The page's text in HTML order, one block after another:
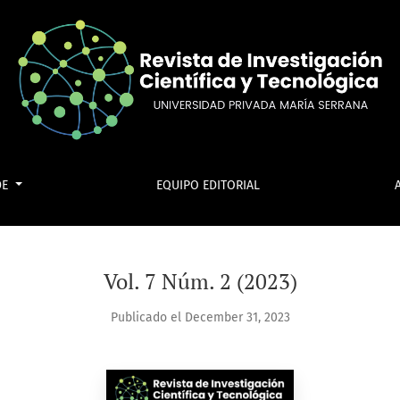
EQUIPO EDITORIAL
Vol. 7 Núm. 2 (2023)
Publicado el December 31, 2023